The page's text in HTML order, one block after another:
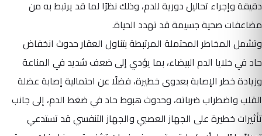
دقيقة وإجراء تحاليل دورية للدم، وذلك نظرًا لما قد يرتبط به من
مضاعفات صحية جسيمة قد تهدد الحياة.
وتشمل المخاطر المحتملة المرتبطة بتناول العقار حدوث انخفاض
حاد في خلايا الدم البيضاء، بما يؤدي إلى ضعف شديد في المناعة
وزيادة خطر الإصابة بعدوى خطيرة، فضلًا عن احتمالية إصابة عضلة
القلب واضطراب ضرباته، وحدوث هبوط حاد في ضغط الدم، إلى جانب
تأثيرات خطيرة على الجهاز العصبي والجهاز التنفسي قد تستدعي